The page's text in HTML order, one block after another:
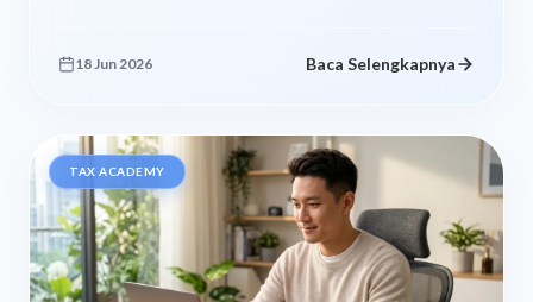
18 Jun 2026 Baca Selengkapnya
TAX ACADEMY